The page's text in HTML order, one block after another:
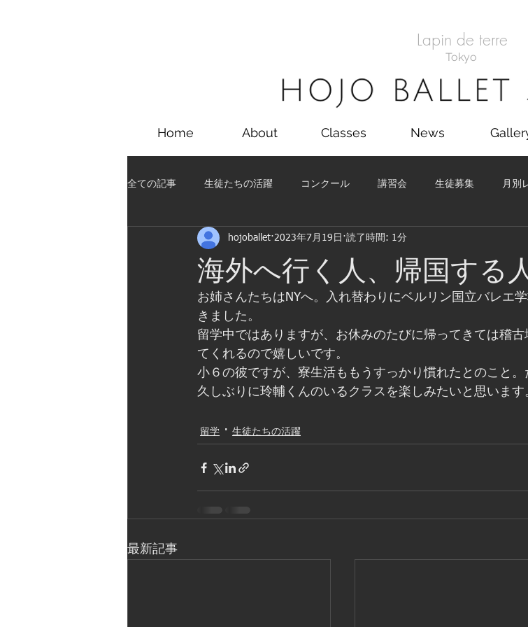
Lapin de terre
Tokyo
Home About Classes News
全ての記事 生徒たちの活躍 コンクール 講習会 生徒募集 月別
コンクール 講習会 舞台 生徒たちの活躍
海外へ行く人、帰国する
hojoballet 2023年7月19日 読了時間: 1分
お姉さんたちはNYへ。入れ替わりにベルリン国立バレエ
きました。
留学中ではありますが、お休みのたびに帰ってきては稽
てくれるので嬉しいです。
小６の彼ですが、寮生活ももうすっかり慣れたとのこと。
久しぶりに玲輔くんのいるクラスを楽しみたいと思います
留学 生徒たちの活躍
最新記事